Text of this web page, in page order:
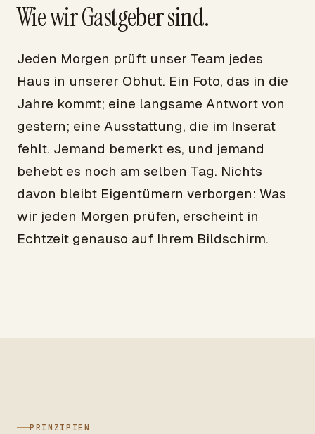
Wie wir Gastgeber sind.
Jeden Morgen prüft unser Team jedes
Haus in unserer Obhut. Ein Foto, das in die
Jahre kommt; eine langsame Antwort von
gestern; eine Ausstattung, die im Inserat
fehlt. Jemand bemerkt es, und jemand
behebt es noch am selben Tag. Nichts
davon bleibt Eigentümern verborgen: Was
wir jeden Morgen prüfen, erscheint in
Echtzeit genauso auf Ihrem Bildschirm.
PRINZIPIEN